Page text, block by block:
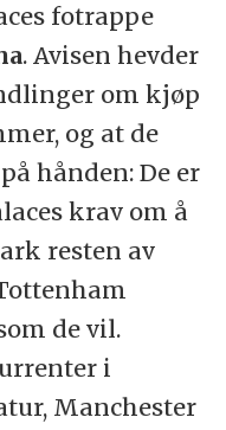
fotrappe
.Avisen hevder
om kjøp
og at de
hånden: De er
krav om å
resten av
de vil.
i
Manchester